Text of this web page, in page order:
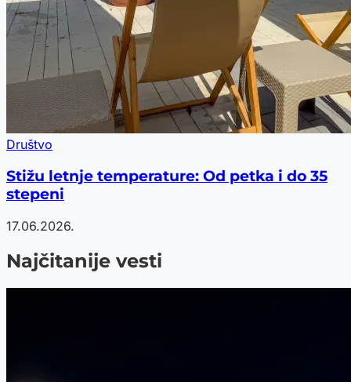
Društvo
Stižu letnje temperature: Od petka i do 35
stepeni
17.06.2026.
Najčitanije vesti